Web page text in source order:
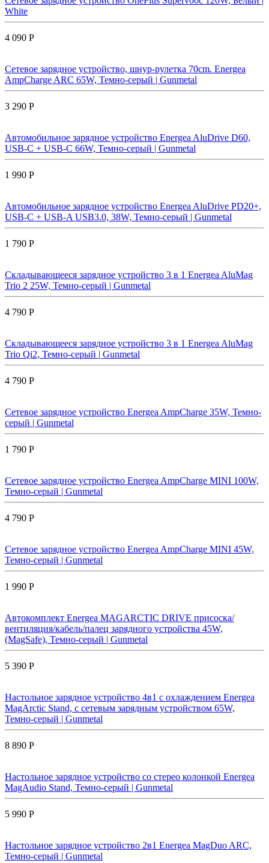
White
4 090 Р
Сетевое зарядное устройство, шнур-рулетка 70cm. Energea
AmpCharge ARC 65W, Темно-серый | Gunmetal
3 290 Р
Автомобильное зарядное устройство Energea AluDrive D60,
USB-C + USB-С 66W, Темно-серый | Gunmetal
1 990 Р
Автомобильное зарядное устройство Energea AluDrive PD20+,
USB-C + USB-A USB3.0, 38W, Темно-серый | Gunmetal
1 790 Р
Складывающееся зарядное устройство 3 в 1 Energea AluMag
Trio 2 25W, Темно-серый | Gunmetal
4 790 Р
Складывающееся зарядное устройство 3 в 1 Energea AluMag
Trio Qi2, Темно-серый | Gunmetal
4 790 Р
Сетевое зарядное устройство Energea AmpCharge 35W, Темно-
серый | Gunmetal
1 790 Р
Сетевое зарядное устройство Energea AmpCharge MINI 100W,
Темно-серый | Gunmetal
4 790 Р
Сетевое зарядное устройство Energea AmpCharge MINI 45W,
Темно-серый | Gunmetal
1 990 Р
Автокомплект Energea MAGARCTIC DRIVE присоска/
вентиляция/кабель/палец зарядного устройства 45W,
(MagSafe), Темно-серый | Gunmetal
5 390 Р
Настольное зарядное устройство 4в1 с охлаждением Energea
MagArctic Stand, с сетевым зарядным устройством 65W,
Темно-серый | Gunmetal
8 890 Р
Настольное зарядное устройство со стерео колонкой Energea
MagAudio Stand, Темно-серый | Gunmetal
5 990 Р
Настольное зарядное устройство 2в1 Energea MagDuo ARC,
Темно-серый | Gunmetal